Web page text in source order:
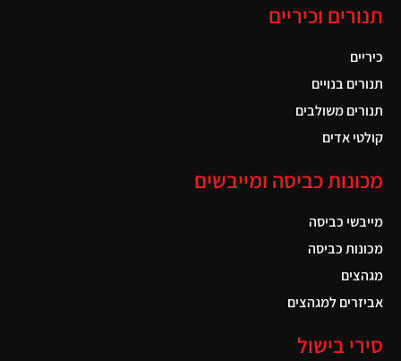
תנורים וכיריים
כיריים
תנורים בנויים
תנורים משולבים
קולטי אדים
מכונות כביסה ומייבשים
מייבשי כביסה
מכונות כביסה
מגהצים
אביזרים למגהצים
סירי בישול